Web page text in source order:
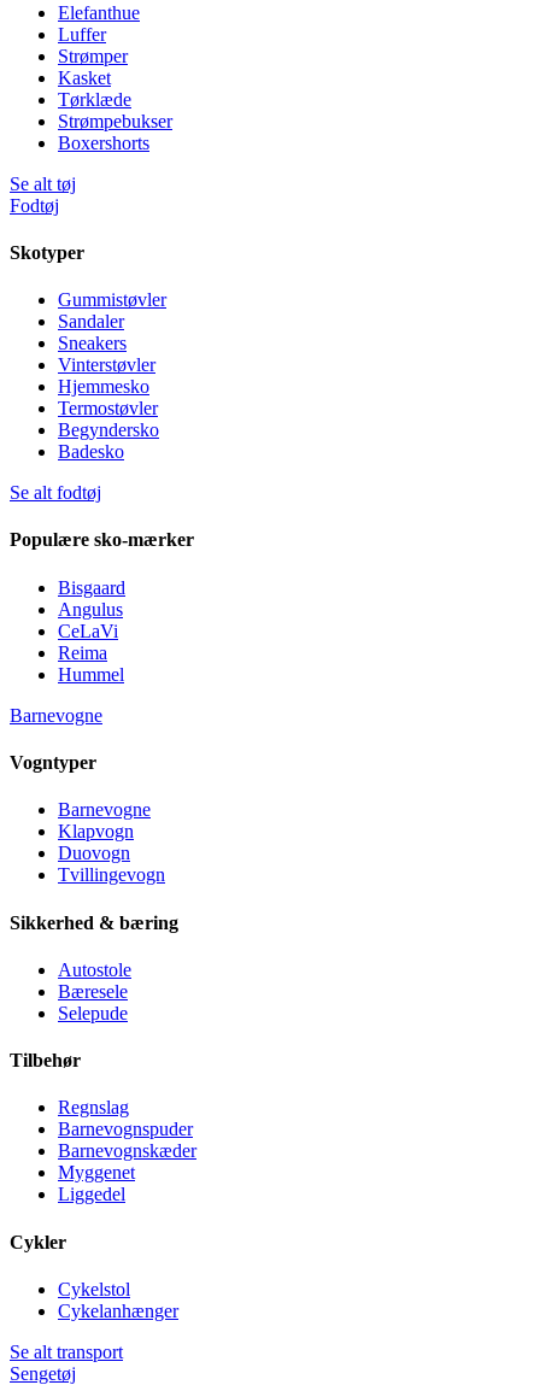
Elefanthue
Luffer
Strømper
Kasket
Tørklæde
Strømpebukser
Boxershorts
Se alt tøj
Fodtøj
Skotyper
Gummistøvler
Sandaler
Sneakers
Vinterstøvler
Hjemmesko
Termostøvler
Begyndersko
Badesko
Se alt fodtøj
Populære sko-mærker
Bisgaard
Angulus
CeLaVi
Reima
Hummel
Barnevogne
Vogntyper
Barnevogne
Klapvogn
Duovogn
Tvillingevogn
Sikkerhed & bæring
Autostole
Bæresele
Selepude
Tilbehør
Regnslag
Barnevognspuder
Barnevognskæder
Myggenet
Liggedel
Cykler
Cykelstol
Cykelanhænger
Se alt transport
Sengetøj